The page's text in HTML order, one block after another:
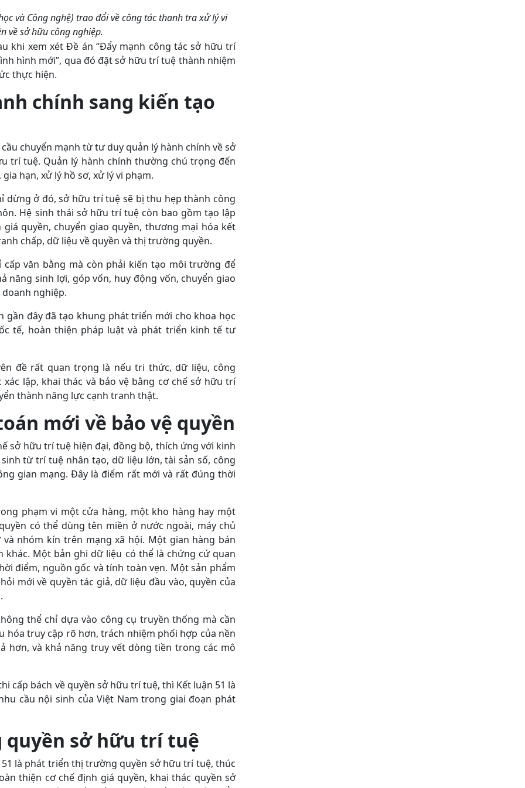
và Công nghệ) trao đổi về công tác thanh tra xử lý vi
về sở hữu công nghiệp.
khi xem xét Đề án “Đẩy mạnh công tác sở hữu trí
hình mới”, qua đó đặt sở hữu trí tuệ thành nhiệm
thực hiện.
chính sang kiến tạo
chuyển mạnh từ tư duy quản lý hành chính về sở
trí tuệ. Quản lý hành chính thường chú trọng đến
hạn, xử lý hồ sơ, xử lý vi phạm.
dừng ở đó, sở hữu trí tuệ sẽ bị thu hẹp thành công
Hệ sinh thái sở hữu trí tuệ còn bao gồm tạo lập
quyền, chuyển giao quyền, thương mại hóa kết
chấp, dữ liệu về quyền và thị trường quyền.
văn bằng mà còn phải kiến tạo môi trường để
sinh lợi, góp vốn, huy động vốn, chuyển giao
nghiệp.
gần đây đã tạo khung phát triển mới cho khoa học
tế, hoàn thiện pháp luật và phát triển kinh tế tư
đề rất quan trọng là nếu tri thức, dữ liệu, công
lập, khai thác và bảo vệ bằng cơ chế sở hữu trí
thành năng lực cạnh tranh thật.
mới về bảo vệ quyền
sở hữu trí tuệ hiện đại, đồng bộ, thích ứng với kinh
từ trí tuệ nhân tạo, dữ liệu lớn, tài sản số, công
gian mạng. Đây là điểm rất mới và rất đúng thời
phạm vi một cửa hàng, một kho hàng hay một
có thể dùng tên miền ở nước ngoài, máy chủ
nhóm kín trên mạng xã hội. Một gian hàng bán
Một bản ghi dữ liệu có thể là chứng cứ quan
điểm, nguồn gốc và tính toàn vẹn. Một sản phẩm
mới về quyền tác giả, dữ liệu đầu vào, quyền của
thể chỉ dựa vào công cụ truyền thống mà cần
hóa truy cập rõ hơn, trách nhiệm phối hợp của nền
hơn, và khả năng truy vết dòng tiền trong các mô
cấp bách về quyền sở hữu trí tuệ, thì Kết luận 51 là
cầu nội sinh của Việt Nam trong giai đoạn phát
quyền sở hữu trí tuệ
là phát triển thị trường quyền sở hữu trí tuệ, thúc
thiện cơ chế định giá quyền, khai thác quyền sở